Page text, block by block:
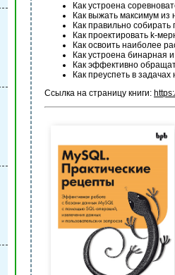
Как устроена
Как выжать максимум из
Как правильно
Как проектировать k-
Как освоить наиболее
Как устроена бинарная
Как эффективно
Как преуспеть в
Ссылка на страницу книги: